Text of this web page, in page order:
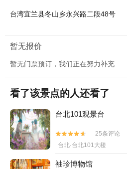
台湾宜兰县冬山乡永兴路二段48号
暂无报价
暂无门票预订，我们正在努力补充
看了该景点的人还看了
台北101观景台


25条评论
台北·台北101大楼
袖珍博物馆